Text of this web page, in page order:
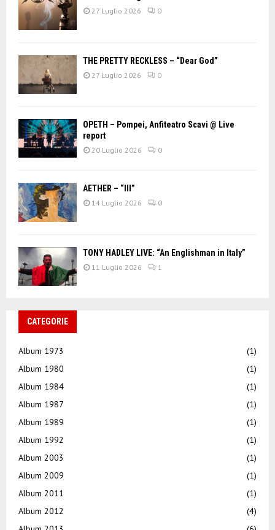
27 Luglio 2026 0
THE PRETTY RECKLESS – “Dear God”
27 Luglio 2026 0
OPETH – Pompei, Anfiteatro Scavi @ Live
report
20 Luglio 2026 0
AETHER – “III”
14 Luglio 2026 0
TONY HADLEY LIVE: “An Englishman in Italy”
11 Luglio 2026 1
CATEGORIE
Album 1973
(1)
Album 1980
(1)
Album 1984
(1)
Album 1987
(1)
Album 1989
(1)
Album 1992
(1)
Album 2003
(1)
Album 2009
(1)
Album 2011
(1)
Album 2012
(4)